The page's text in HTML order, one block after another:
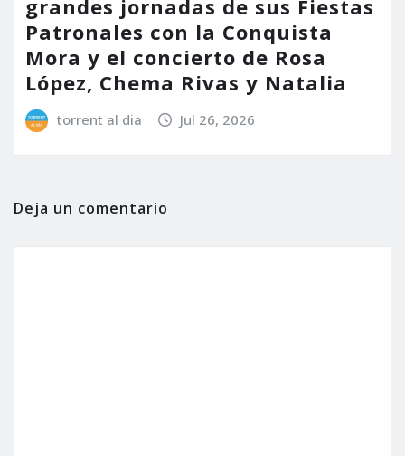
grandes jornadas de sus Fiestas
Patronales con la Conquista
Mora y el concierto de Rosa
López, Chema Rivas y Natalia
torrent al dia Jul 26, 2026
Deja un comentario